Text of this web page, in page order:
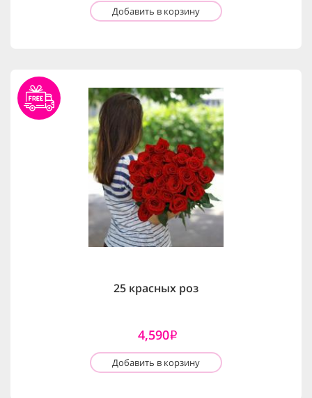
Добавить в корзину
25 красных роз
4,590i
Добавить в корзину